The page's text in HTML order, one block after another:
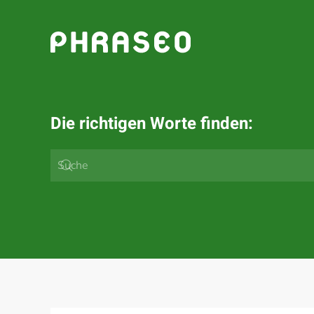
Zum Hauptinhalt springen
Die richtigen Worte finden: